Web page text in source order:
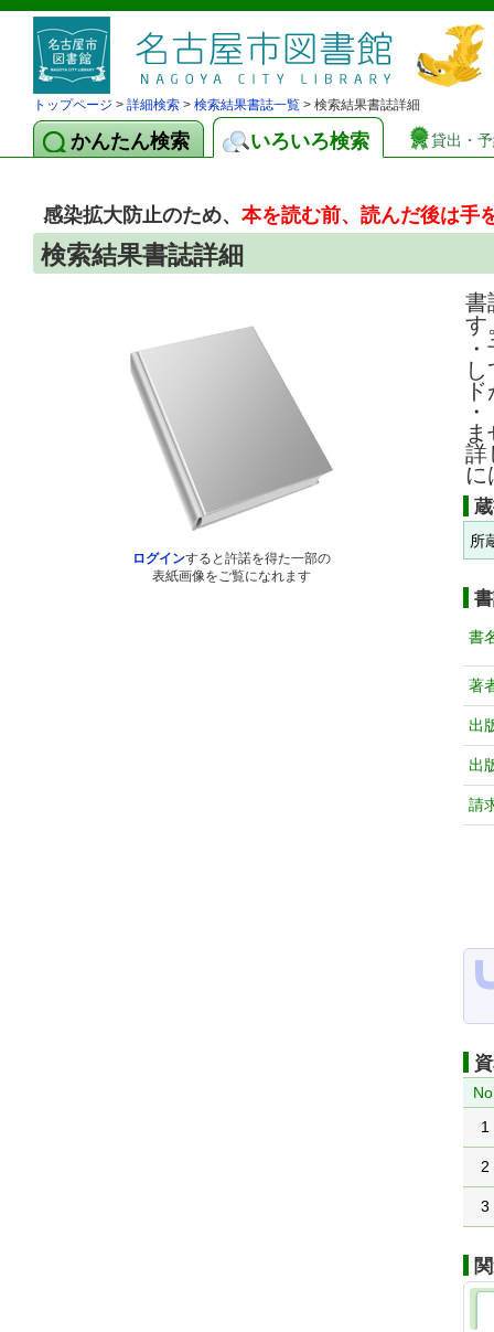
トップページ > 詳細検索 > 検索結果書誌一覧 > 検索結果書誌詳細
かんたん検索 いろいろ検索 貸出・
感染拡大防止のため、本を読む前、読んだ後は手
検索結果書誌詳細
ログインすると許諾を得た一部の
表紙画像をご覧になれます
書
す
詳
に
所
書
著
出
出
請
1
2
3